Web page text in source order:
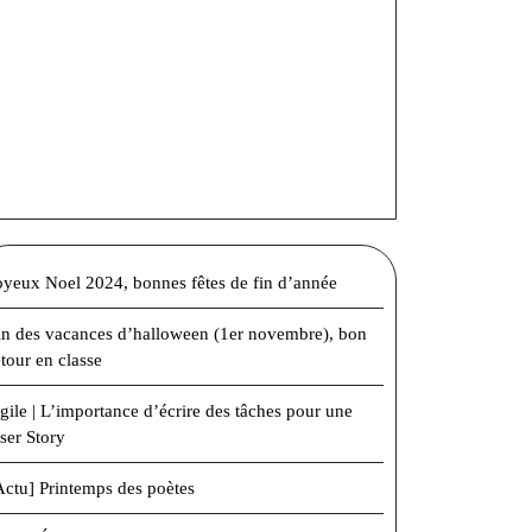
Noel 2024, bonnes fêtes de fin d’année
des vacances d’halloween (1er novembre), bon
en classe
| L’importance d’écrire des tâches pour une
Story
Printemps des poètes